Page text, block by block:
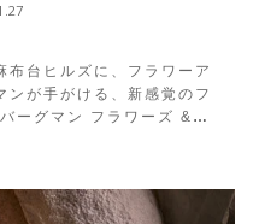
台ヒルズに、フラワーア
ンが手がける、新感覚のフ
ーグマン フラワーズ & …